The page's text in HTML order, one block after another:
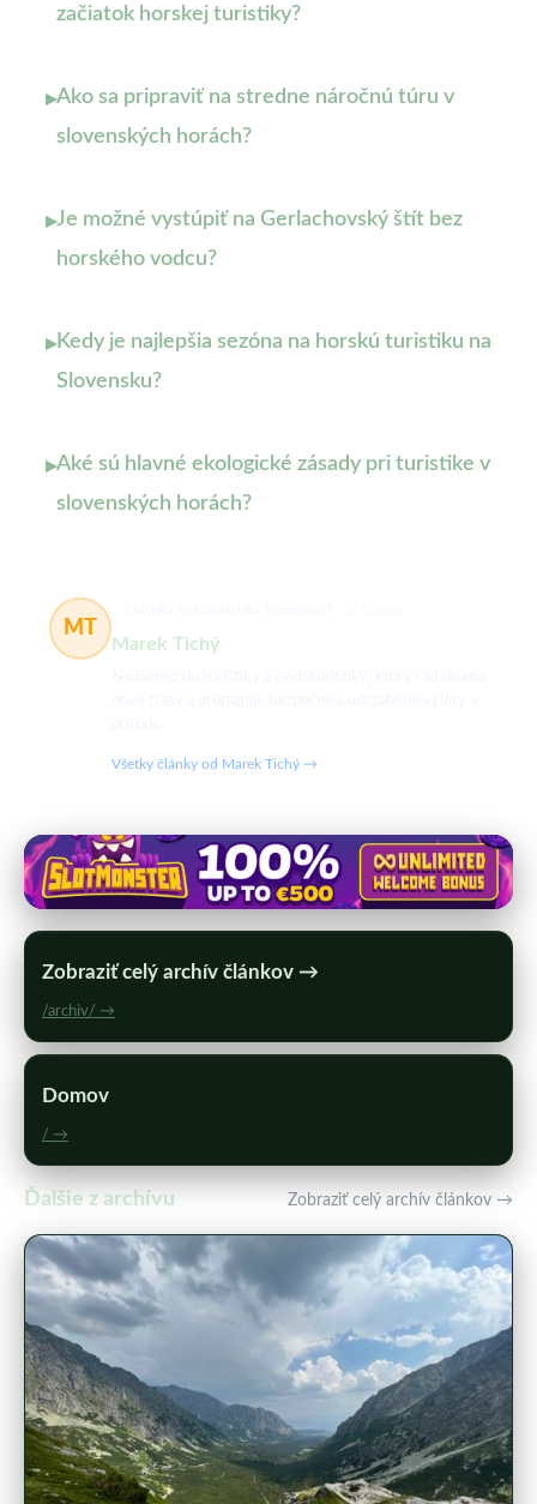
začiatok horskej turistiky?
▸Ako sa pripraviť na stredne náročnú túru v
slovenských horách?
▸Je možné vystúpiť na Gerlachovský štít bez
horského vodcu?
▸Kedy je najlepšia sezóna na horskú turistiku na
Slovensku?
▸Aké sú hlavné ekologické zásady pri turistike v
slovenských horách?
MT
Marek Tichý
Všetky články od Marek Tichý →
Zobraziť celý archív článkov →
/archiv/ →
Domov
/ →
Ďalšie z archívu Zobraziť celý archív článkov →